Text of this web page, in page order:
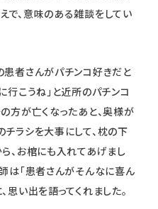
で、意味のある雑談をしてい
患者さんがパチンコ好きだと
行こうね」と近所のパチンコ
方が亡くなったあと、奥様が
ラシを大事にして、枕の下
、お棺にも入れてあげまし
は「患者さんがそんなに喜ん
思い出を語ってくれました。